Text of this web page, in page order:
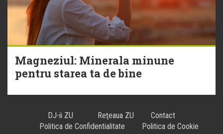
Magneziul: Minerala minune
pentru starea ta de bine
DJ-ii ZU Reţeaua ZU
Contact
Politica de Confidentialitate
Politica de Cookie